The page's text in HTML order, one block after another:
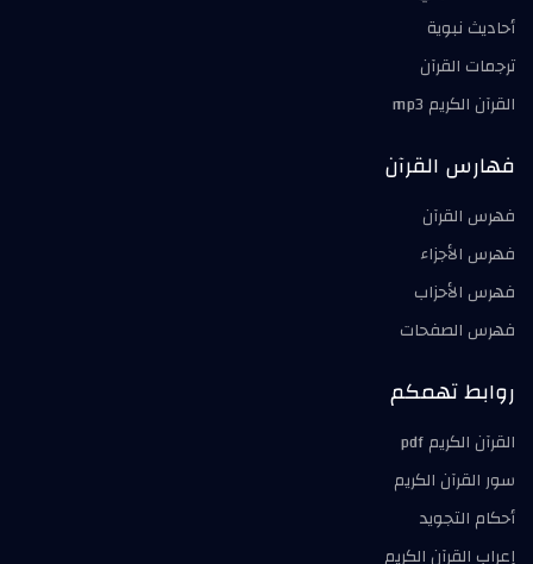
أحاديث نبوية
ترجمات القرآن
القرآن الكريم mp3
فهارس القرآن
فهرس القرآن
فهرس الأجزاء
فهرس الأحزاب
فهرس الصفحات
روابط تهمكم
القرآن الكريم pdf
سور القرآن الكريم
أحكام التجويد
إعراب القرآن الكريم